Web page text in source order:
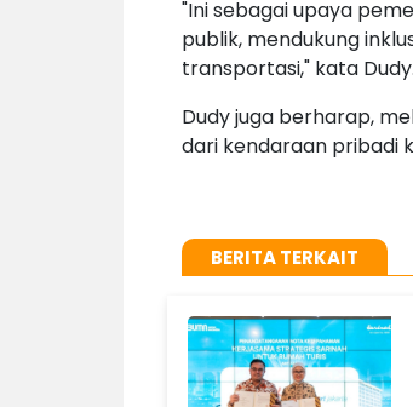
"Ini sebagai upaya
publik, mendukung
transportasi," kata Dudy.
Dudy juga berharap,
dari kendaraan pribadi
BERITA TERKAIT